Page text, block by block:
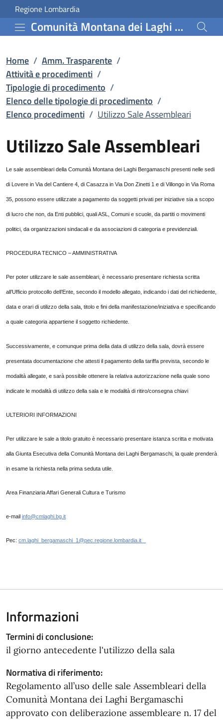
Vai al contenuto principale
Utilizzo Sale
Regione Lombardia
Comunità Montana dei Laghi Bergamaschi
Home / Amm. Trasparente /
Attività e procedimenti /
Tipologie di procedimento /
Elenco delle tipologie di procedimento /
Elenco procedimenti / Utilizzo Sale Assembleari
Utilizzo Sale Assembleari
Le sale assembleari della Comunità Montana dei Laghi Bergamaschi presenti nelle sedi
di Lovere in Via del Cantiere 4, di Casazza in Via Don Zinetti 1 e di Villongo in Via Roma
35, possono essere utilizzate a pagamento da soggetti privati per iniziative sia a scopo
di lucro che non, da Enti pubblici, quali ASL, Comuni e scuole, da partiti o movimenti
politici, da organizzazioni sindacali e da associazioni di categoria e previdenziali.
PROCEDURA TECNICO – AMMINISTRATIVA
Per poter utilizzare le sale assembleari, è necessario presentare richiesta scritta
all’Ufficio protocollo dell’Ente, secondo il modello allegato, indicando i dati del richiedente,
data e orari di utilizzo della sala, titolo e fini della manifestazione/iniziativa e specificando
a quale categoria appartiene il soggetto richiedente.
Successivamente, e comunque prima della data di utilizzo della sala, dovrà essere
presentata documentazione che attesti il pagamento della tariffa prevista, secondo le
modalità allegate, e sarà possibile ottenere la relativa autorizzazione nella quale sono
indicate le modalità di utilizzo della sala e le modalità di ritiro/consegna chiavi
ULTERIORI INFORMAZIONI
Per utilizzare le sale a titolo gratuito è necessario presentare istanza scritta e motivata
alla Giunta Esecutiva della Comunità Montana dei Laghi Bergamaschi, la quale prenderà
in esame la richiesta nella prima seduta utile.
Area Finanziaria Affari Generali Cultura e Turismo
e-mail info@cmlaghi.bg.it
Pec: cm.laghi_bergamaschi_1@pec.regione.lombardia.it
Informazioni
Termini di conclusione:
il giorno antecedente l'utilizzo della sala
Normativa di riferimento:
Regolamento all’uso delle sale Assembleari della
Comunità Montana dei Laghi Bergamaschi
approvato con deliberazione assembleare n. 17 del